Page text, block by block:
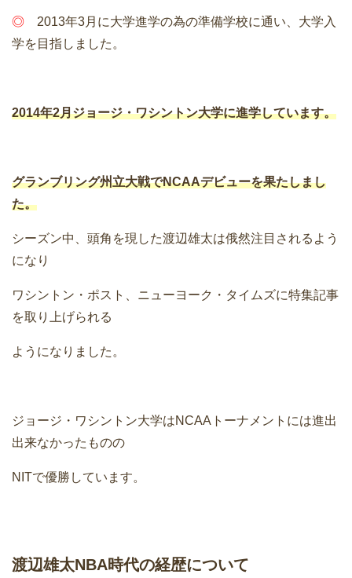
◎ 2013年3月に大学進学の為の準備学校に通い、大学入
学を目指しました。
2014年2月ジョージ・ワシントン大学に進学しています。
グランブリング州立大戦でNCAAデビューを果たしまし
た。
シーズン中、頭角を現した渡辺雄太は俄然注目されるよう
になり
ワシントン・ポスト、ニューヨーク・タイムズに特集記事
を取り上げられる
ようになりました。
ジョージ・ワシントン大学はNCAAトーナメントには進出
出来なかったものの
NITで優勝しています。
渡辺雄太NBA時代の経歴について